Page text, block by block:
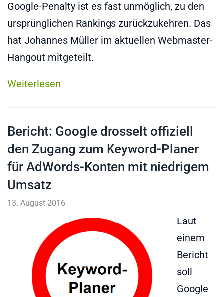
Google-Penalty ist es fast unmöglich, zu den
ursprünglichen Rankings zurückzukehren. Das
hat Johannes Müller im aktuellen Webmaster-
Hangout mitgeteilt.
Weiterlesen
Bericht: Google drosselt offiziell
den Zugang zum Keyword-Planer
für AdWords-Konten mit niedrigem
Umsatz
13. August 2016
Laut
einem
Bericht
soll
Google